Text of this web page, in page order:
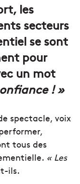
les
secteurs
se sont
pour
un mot
! »
spectacle, voix
tous des
« Les
ils.